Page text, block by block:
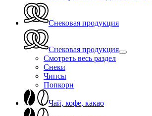
Снековая продукция
Снековая продукция
Смотреть весь раздел
Снеки
Чипсы
Попкорн
Чай, кофе, какао